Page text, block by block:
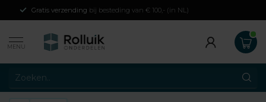
Gratis verzending bij besteding van € 100,- (in NL)
MENU